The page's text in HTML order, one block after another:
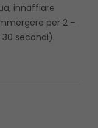
innaffiare
per 2 –
secondi).